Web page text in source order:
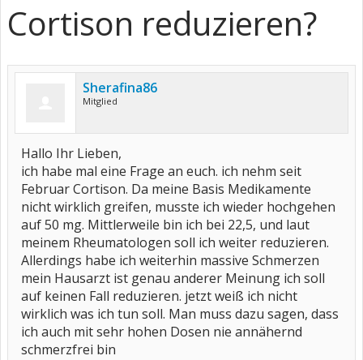
Cortison reduzieren?
Sherafina86
Mitglied
Hallo Ihr Lieben,
ich habe mal eine Frage an euch. ich nehm seit
Februar Cortison. Da meine Basis Medikamente
nicht wirklich greifen, musste ich wieder hochgehen
auf 50 mg. Mittlerweile bin ich bei 22,5, und laut
meinem Rheumatologen soll ich weiter reduzieren.
Allerdings habe ich weiterhin massive Schmerzen
mein Hausarzt ist genau anderer Meinung ich soll
auf keinen Fall reduzieren. jetzt weiß ich nicht
wirklich was ich tun soll. Man muss dazu sagen, dass
ich auch mit sehr hohen Dosen nie annähernd
schmerzfrei bin